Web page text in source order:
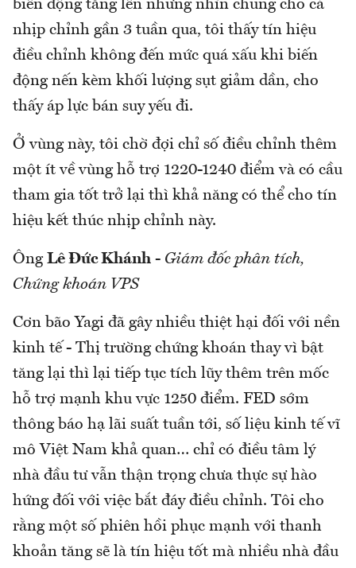
biến động tăng lên nhưng nhìn chung cho cả
nhịp chỉnh gần 3 tuần qua, tôi thấy tín hiệu
điều chỉnh không đến mức quá xấu khi biến
động nến kèm khối lượng sụt giảm dần, cho
thấy áp lực bán suy yếu đi.
Ở vùng này, tôi chờ đợi chỉ số điều chỉnh thêm
một ít về vùng hỗ trợ 1220-1240 điểm và có cầu
tham gia tốt trở lại thì khả năng có thể cho tín
hiệu kết thúc nhịp chỉnh này.
Ông Lê Đức Khánh - Giám đốc phân tích,
Chứng khoán VPS
Cơn bão Yagi đã gây nhiều thiệt hại đối với nền
kinh tế - Thị trường chứng khoán thay vì bật
tăng lại thì lại tiếp tục tích lũy thêm trên mốc
hỗ trợ mạnh khu vực 1250 điểm. FED sớm
thông báo hạ lãi suất tuần tới, số liệu kinh tế vĩ
mô Việt Nam khả quan… chỉ có điều tâm lý
nhà đầu tư vẫn thận trọng chưa thực sự hào
hứng đối với việc bắt đáy điều chỉnh. Tôi cho
rằng một số phiên hồi phục mạnh với thanh
khoản tăng sẽ là tín hiệu tốt mà nhiều nhà đầu